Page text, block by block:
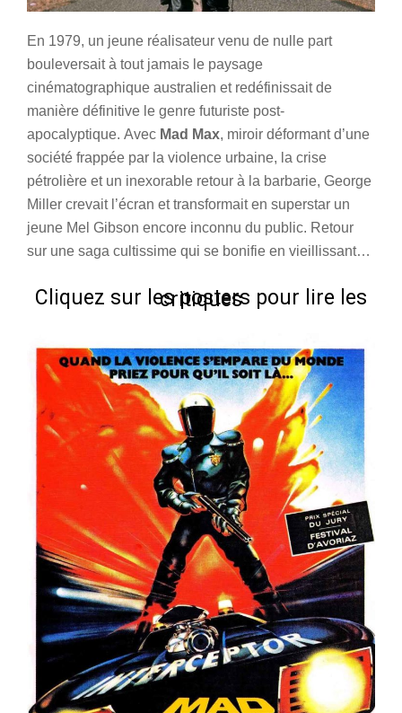
En 1979, un jeune réalisateur venu de nulle part
bouleversait à tout jamais le paysage
cinématographique australien et redéfinissait de
manière définitive le genre futuriste post-
apocalyptique. Avec Mad Max, miroir déformant d’une
société frappée par la violence urbaine, la crise
pétrolière et un inexorable retour à la barbarie, George
Miller crevait l’écran et transformait en superstar un
jeune Mel Gibson encore inconnu du public. Retour
sur une saga cultissime qui se bonifie en vieillissant…
Cliquez sur les posters pour lire les critiques